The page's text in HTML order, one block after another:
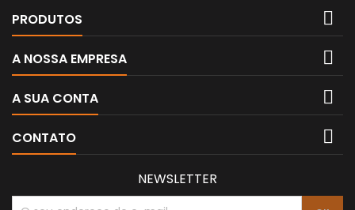
PRODUTOS 
A NOSSA EMPRESA 
A SUA CONTA 
CONTATO 
NEWSLETTER